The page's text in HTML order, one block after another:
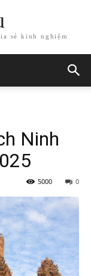
sẻ kinh nghiệm
Ninh
0
5000